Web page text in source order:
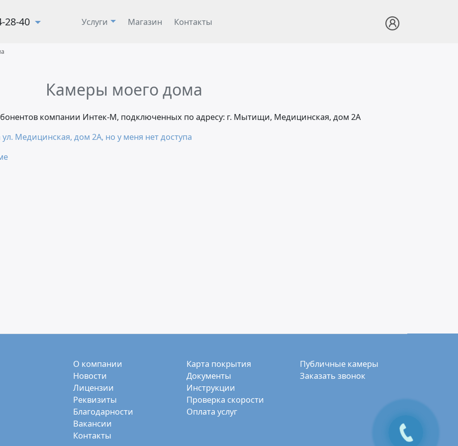
28-40 Услуги Магазин Контакты
Камеры моего дома
компании Интек-М, подключенных по адресу: г. Мытищи, Медицинская, дом 2А
Медицинская, дом 2А, но у меня нет доступа
О компании
Новости
Лицензии
Реквизиты
Благодарности
Вакансии
Контакты
Карта покрытия
Документы
Инструкции
Проверка скорости
Оплата услуг
Публичные камеры
Заказать звонок